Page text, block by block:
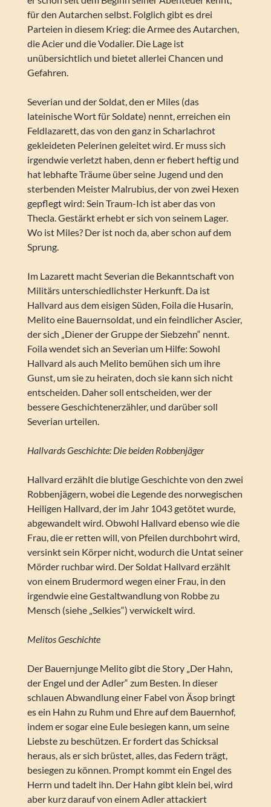
für den Autarchen selbst. Folglich gibt es drei
Parteien in diesem Krieg: die Armee des Autarchen,
die Acier und die Vodalier. Die Lage ist
unübersichtlich und bietet allerlei Chancen und
Gefahren.
Severian und der Soldat, den er Miles (das
lateinische Wort für Soldate) nennt, erreichen ein
Feldlazarett, das von den ganz in Scharlachrot
gekleideten Pelerinen geleitet wird. Er muss sich
irgendwie verletzt haben, denn er fiebert heftig und
hat lebhafte Träume über seine Jugend und den
sterbenden Meister Malrubius, der von zwei Hexen
gepflegt wird: Sein Traum-Ich ist aber das von
Thecla. Gestärkt erhebt er sich von seinem Lager.
Wo ist Miles? Der ist noch da, aber schon auf dem
Sprung.
Im Lazarett macht Severian die Bekanntschaft von
Militärs unterschiedlichster Herkunft. Da ist
Hallvard aus dem eisigen Süden, Foila die Husarin,
Melito eine Bauernsoldat, und ein feindlicher Ascier,
der sich „Diener der Gruppe der Siebzehn“ nennt.
Foila wendet sich an Severian um Hilfe: Sowohl
Hallvard als auch Melito bemühen sich um ihre
Gunst, um sie zu heiraten, doch sie kann sich nicht
entscheiden. Daher soll entscheiden, wer der
bessere Geschichtenerzähler, und darüber soll
Severian urteilen.
Hallvards Geschichte: Die beiden Robbenjäger
Hallvard erzählt die blutige Geschichte von den zwei
Robbenjägern, wobei die Legende des norwegischen
Heiligen Hallvard, der im Jahr 1043 getötet wurde,
abgewandelt wird. Obwohl Hallvard ebenso wie die
Frau, die er retten will, von Pfeilen durchbohrt wird,
versinkt sein Körper nicht, wodurch die Untat seiner
Mörder ruchbar wird. Der Soldat Hallvard erzählt
von einem Brudermord wegen einer Frau, in den
irgendwie eine Gestaltwandlung von Robbe zu
Mensch (siehe „Selkies“) verwickelt wird.
Melitos Geschichte
Der Bauernjunge Melito gibt die Story „Der Hahn,
der Engel und der Adler“ zum Besten. In dieser
schlauen Abwandlung einer Fabel von Äsop bringt
es ein Hahn zu Ruhm und Ehre auf dem Bauernhof,
indem er sogar eine Eule besiegen kann, um seine
Liebste zu beschützen. Er fordert das Schicksal
heraus, als er sich brüstet, alles, das Federn trägt,
besiegen zu können. Prompt kommt ein Engel des
Herrn und tadelt ihn. Der Hahn gibt klein bei, wird
aber kurz darauf von einem Adler attackiert